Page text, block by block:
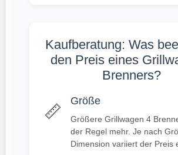
Kaufberatung: Was
den Preis eines
Brenners?
📏
Größe
Größere Grillwagen 4
der Regel mehr. Je nach
Dimension variiert der Preis